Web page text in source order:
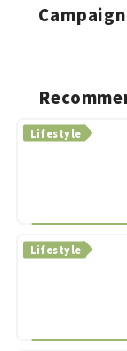
Campaign
Lifestyle
Lifestyle